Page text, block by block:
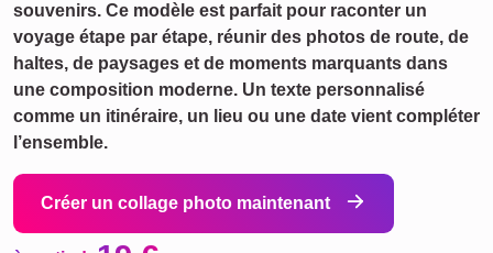
souvenirs. Ce modèle est parfait pour raconter un
voyage étape par étape, réunir des photos de route, de
haltes, de paysages et de moments marquants dans
une composition moderne. Un texte personnalisé
comme un itinéraire, un lieu ou une date vient compléter
l’ensemble.
Créer un collage photo maintenant